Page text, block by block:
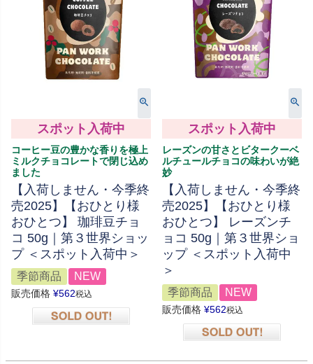
スポット入荷中
コーヒー豆の豊かな香りを極上
ミルクチョコレートで閉じ込め
ました
【入荷しません・今季終
売2025】【おひとり様
おひとつ】 珈琲豆チョ
コ 50g｜第３世界ショッ
プ ＜スポット入荷中＞
季節商品 NEW
販売価格 ¥562税込
スポット入荷中
レーズンの甘さとビタークーベ
ルチュールチョコの味わいが絶
妙
【入荷しません・今季終
売2025】【おひとり様
おひとつ】 レーズンチ
ョコ 50g｜第３世界ショ
ップ ＜スポット入荷中
＞
季節商品 NEW
販売価格 ¥562税込